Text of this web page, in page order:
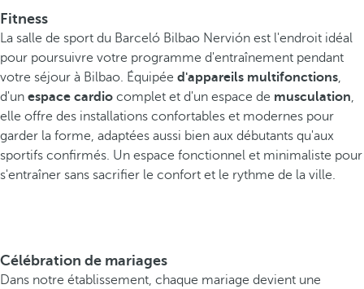
Fitness
La salle de sport du Barceló Bilbao Nervión est l'endroit idéal
pour poursuivre votre programme d'entraînement pendant
votre séjour à Bilbao. Équipée d'appareils multifonctions,
d'un espace cardio complet et d'un espace de musculation,
elle offre des installations confortables et modernes pour
garder la forme, adaptées aussi bien aux débutants qu'aux
sportifs confirmés. Un espace fonctionnel et minimaliste pour
s'entraîner sans sacrifier le confort et le rythme de la ville.
Célébration de mariages
Dans notre établissement, chaque mariage devient une